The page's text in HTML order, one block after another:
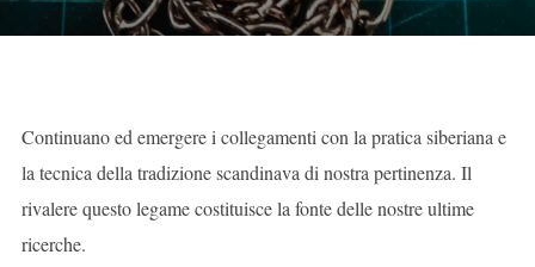
Continuano ed emergere i collegamenti con la pratica siberiana e
la tecnica della tradizione scandinava di nostra pertinenza. Il
rivalere questo legame costituisce la fonte delle nostre ultime
ricerche.